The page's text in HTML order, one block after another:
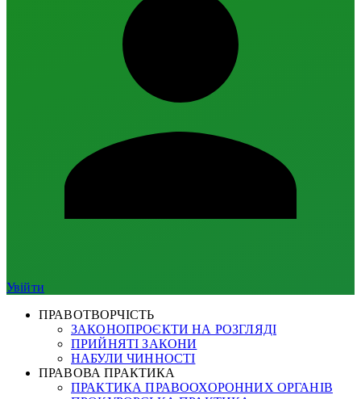
Увійти
ПРАВОТВОРЧІСТЬ
ЗАКОНОПРОЄКТИ НА РОЗГЛЯДІ
ПРИЙНЯТІ ЗАКОНИ
НАБУЛИ ЧИННОСТІ
ПРАВОВА ПРАКТИКА
ПРАКТИКА ПРАВООХОРОННИХ ОРГАНІВ